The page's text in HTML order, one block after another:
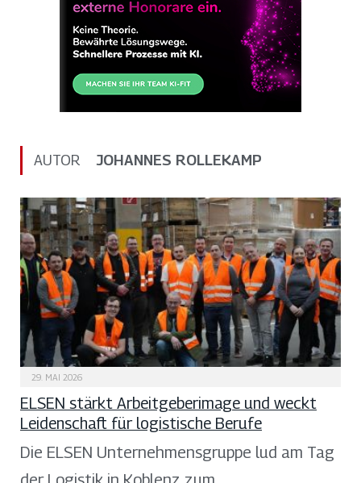
AUTOR JOHANNES ROLLEKAMP
29. MAI 2026
ELSEN stärkt Arbeitgeberimage und weckt
Leidenschaft für logistische Berufe
Die ELSEN Unternehmensgruppe lud am Tag